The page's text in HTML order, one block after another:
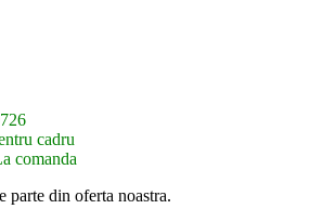
cadru
comanda
parte din oferta noastra.